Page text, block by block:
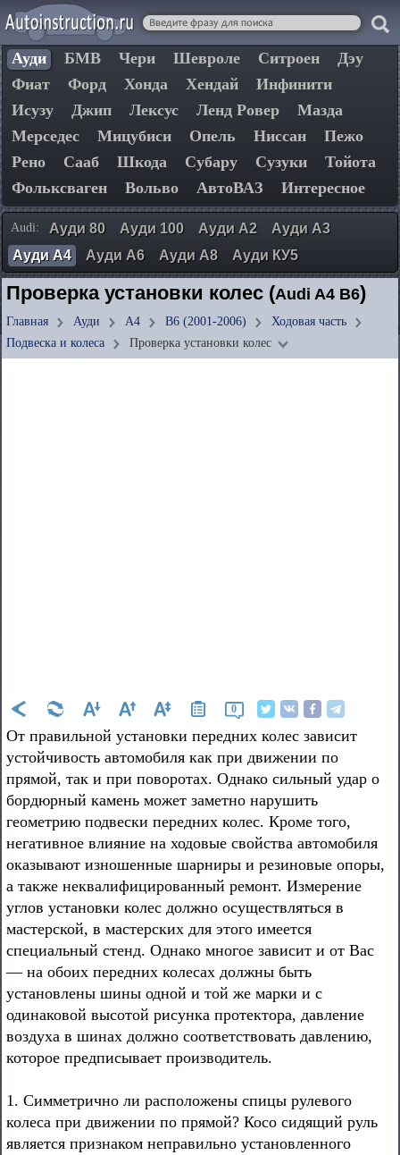
Ауди БМВ Чери Шевроле Ситроен
Дэу
Фиат
Форд Хонда Хендай
Инфинити
Исузу
Джип Лексус Ленд Ровер
Мазда
Мерседес
Мицубиси Опель Ниссан
Пежо
Рено
Сааб Шкода Субару Сузуки
Тойота
Фольксваген
Вольво АвтоВАЗ Интересное
Audi: Ауди 80 Ауди 100 Ауди А2
Ауди А3
Ауди А4
Ауди А6 Ауди А8 Ауди КУ5
Проверка установки колес (Audi A4 B6)
Главная Ауди А4 B6 (2001-2006)
Ходовая часть
Подвеска и колеса
Проверка установки колес
0
От правильной установки передних колес зависит
устойчивость автомобиля как при движении по
прямой, так и при поворотах. Однако сильный удар о
бордюрный камень может заметно нарушить
геометрию подвески передних колес. Кроме того,
негативное влияние на ходовые свойства автомобиля
оказывают изношенные шарниры и резиновые опоры,
а также неквалифицированный ремонт. Измерение
углов установки колес должно осуществляться в
мастерской, в мастерских для этого имеется
специальный стенд. Однако многое зависит и от Вас
— на обоих передних колесах должны быть
установлены шины одной и той же марки и с
одинаковой высотой рисунка протектора, давление
воздуха в шинах должно соответствовать давлению,
которое предписывает производитель.
1. Симметрично ли расположены спицы рулевого
колеса при движении по прямой? Косо сидящий руль
является признаком неправильно установленного